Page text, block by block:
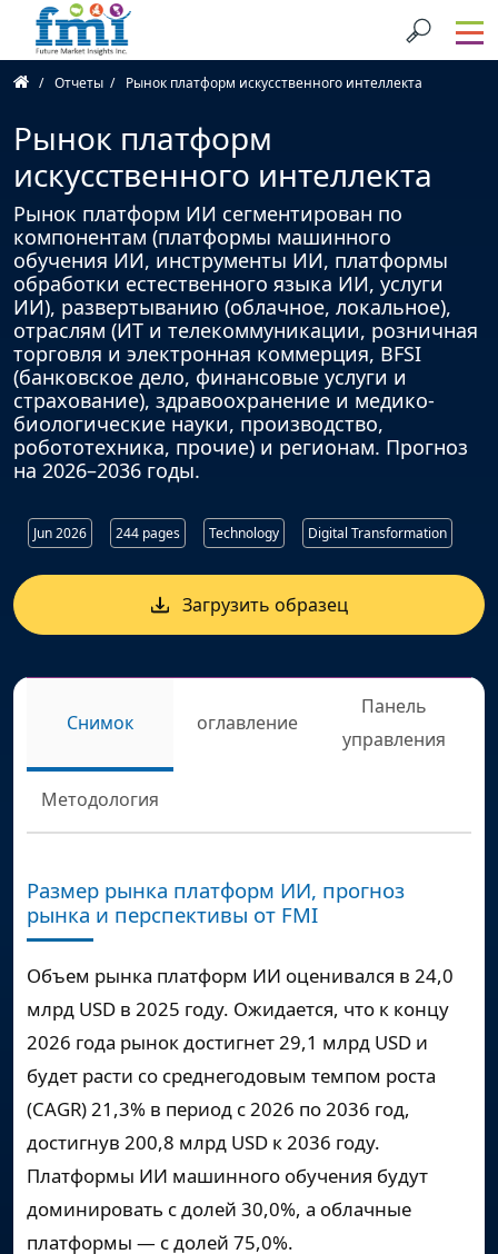
Отчеты Рынок платформ искусственного интеллекта
Рынок платформ
искусственного интеллекта
Рынок платформ ИИ сегментирован по
компонентам (платформы машинного
обучения ИИ, инструменты ИИ, платформы
обработки естественного языка ИИ, услуги
ИИ), развертыванию (облачное, локальное),
отраслям (ИТ и телекоммуникации, розничная
торговля и электронная коммерция, BFSI
(банковское дело, финансовые услуги и
страхование), здравоохранение и медико-
биологические науки, производство,
робототехника, прочие) и регионам. Прогноз
на 2026–2036 годы.
Jun 2026 244 pages Technology Digital Transformation
Загрузить образец
Снимок оглавление
Панель
управления
Методология
Размер рынка платформ ИИ, прогноз
рынка и перспективы от FMI
Объем рынка платформ ИИ оценивался в 24,0
млрд USD в 2025 году. Ожидается, что к концу
2026 года рынок достигнет 29,1 млрд USD и
будет расти со среднегодовым темпом роста
(CAGR) 21,3% в период с 2026 по 2036 год,
достигнув 200,8 млрд USD к 2036 году.
Платформы ИИ машинного обучения будут
доминировать с долей 30,0%, а облачные
платформы — с долей 75,0%.